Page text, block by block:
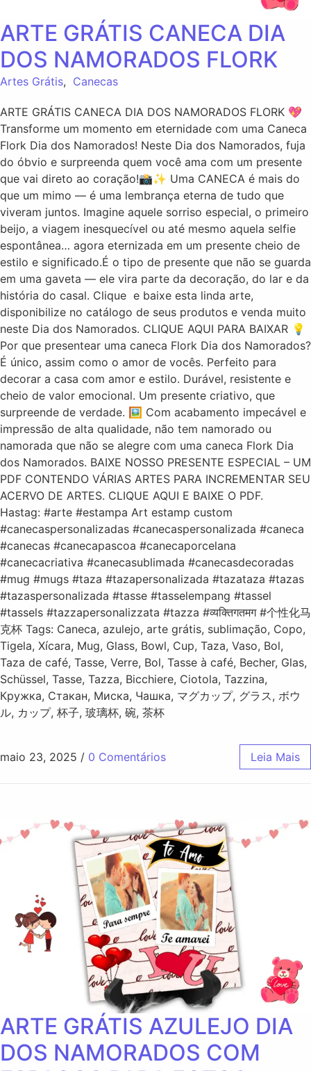
ARTE GRÁTIS CANECA DIA
DOS NAMORADOS FLORK
Artes Grátis, Canecas
ARTE GRÁTIS CANECA DIA DOS NAMORADOS FLORK 💖
Transforme um momento em eternidade com uma Caneca
Flork Dia dos Namorados! Neste Dia dos Namorados, fuja
do óbvio e surpreenda quem você ama com um presente
que vai direto ao coração!📸✨ Uma CANECA é mais do
que um mimo — é uma lembrança eterna de tudo que
viveram juntos. Imagine aquele sorriso especial, o primeiro
beijo, a viagem inesquecível ou até mesmo aquela selfie
espontânea… agora eternizada em um presente cheio de
estilo e significado.É o tipo de presente que não se guarda
em uma gaveta — ele vira parte da decoração, do lar e da
história do casal. Clique e baixe esta linda arte,
disponibilize no catálogo de seus produtos e venda muito
neste Dia dos Namorados. CLIQUE AQUI PARA BAIXAR 💡
Por que presentear uma caneca Flork Dia dos Namorados?
É único, assim como o amor de vocês. Perfeito para
decorar a casa com amor e estilo. Durável, resistente e
cheio de valor emocional. Um presente criativo, que
surpreende de verdade. 🖼️ Com acabamento impecável e
impressão de alta qualidade, não tem namorado ou
namorada que não se alegre com uma caneca Flork Dia
dos Namorados. BAIXE NOSSO PRESENTE ESPECIAL – UM
PDF CONTENDO VÁRIAS ARTES PARA INCREMENTAR SEU
ACERVO DE ARTES. CLIQUE AQUI E BAIXE O PDF.
Hastag: #arte #estampa Art estamp custom
#canecaspersonalizadas #canecaspersonalizada #caneca
#canecas #canecapascoa #canecaporcelana
#canecacriativa #canecasublimada #canecasdecoradas
#mug #mugs #taza #tazapersonalizada #tazataza #tazas
#tazaspersonalizada #tasse #tasselempang #tassel
#tassels #tazzapersonalizzata #tazza #व्यक्तिगतमग #个性化马
克杯 Tags: Caneca, azulejo, arte grátis, sublimação, Copo,
Tigela, Xícara, Mug, Glass, Bowl, Cup, Taza, Vaso, Bol,
Taza de café, Tasse, Verre, Bol, Tasse à café, Becher, Glas,
Schüssel, Tasse, Tazza, Bicchiere, Ciotola, Tazzina,
Кружка, Стакан, Миска, Чашка, マグカップ, グラス, ボウ
ル, カップ, 杯子, 玻璃杯, 碗, 茶杯
maio 23, 2025 / 0 Comentários Leia Mais
ARTE GRÁTIS AZULEJO DIA
DOS NAMORADOS COM